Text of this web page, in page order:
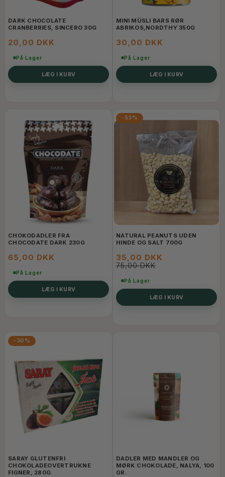
DARK CHOCOLATE
CRANBERRIES, SINCERO 30G
20,00 DKK
På Lager
LÆG I KURV
MINI MÜSLI BARS RØR
ABRIKOS,NORDTHY 350G
30,00 DKK
På Lager
LÆG I KURV
CHOKODADLER FRA
CHOCODATE DARK 230G
65,00 DKK
På Lager
LÆG I KURV
-53%
NATURAL PEANUTS UDEN
HINDE OG SALT 700G
35,00 DKK
75,00 DKK
På Lager
LÆG I KURV
-30%
SARAY GLUTENFRI
CHOKOLADEOVERTRUKNE
FIGNER, 280G.
DADLER MED MANDLER OG
MØRK CHOKOLADE, NALYA, 100
GR.